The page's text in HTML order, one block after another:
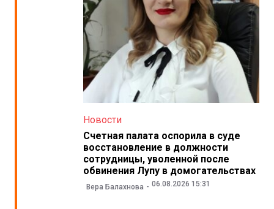
Новости
Счетная палата оспорила в суде
восстановление в должности
сотрудницы, уволенной после
обвинения Лупу в домогательствах
Вера Балахнова 06.08.2026 15:31